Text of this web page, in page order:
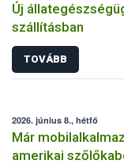
Új
szállításban
TOVÁBB
2026. június 8., hétfő
Már
amerikai